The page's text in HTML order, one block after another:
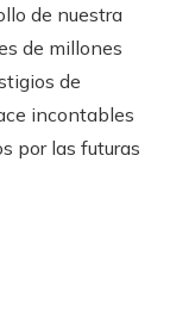
de nuestra
de millones
de
incontables
por las futuras